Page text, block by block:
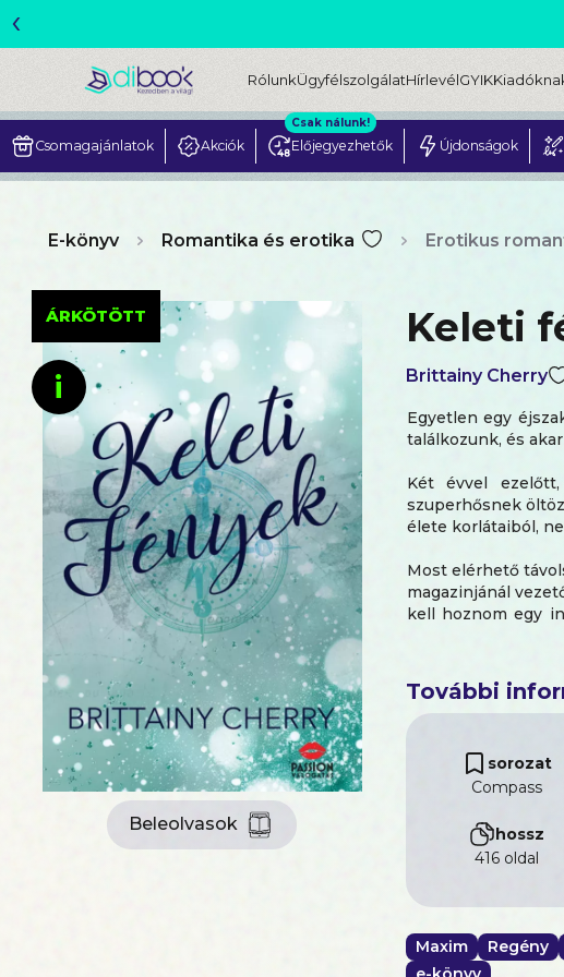
‹
RólunkÜgyfélszolgálatHírlevélGYIK
Csomagajánlatok Akciók Előjegyezhetők
Csak nálunk!
Újdonságok
E-könyv Romantika és erotika Erotikus
ÁRKÖTÖTT
i
Beleolvasok
Keleti
Brittainy Cherry
Egyetlen egy
találkozunk, és
Két évvel
szuperhősnek
élete korlátaiból,
Most elérhető
magazinjánál
kell hoznom egy
Számomra
feladatom, hogy
cserébe ő a
Hamarosan az új
További
sorozat
Compass
hossz
416 oldal
Maxim Regény